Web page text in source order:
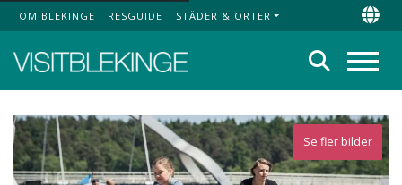
Top Menu
OM BLEKINGE RESGUIDE STÄDER & ORTER
Sök
Se fler bilder